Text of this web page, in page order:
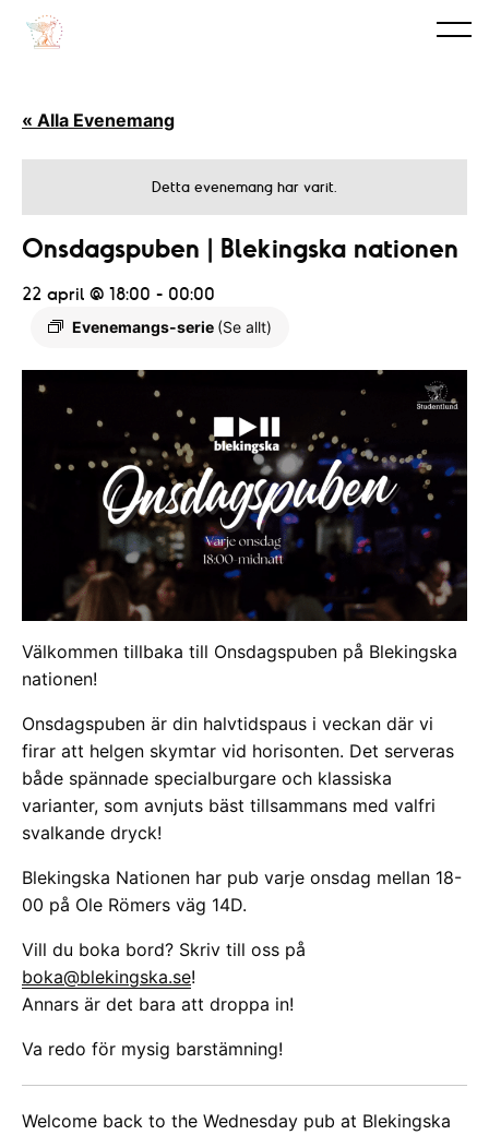
« Alla Evenemang
Detta evenemang har varit.
Onsdagspuben | Blekingska nationen
22 april @ 18:00 - 00:00
Evenemangs-serie (Se allt)
Välkommen tillbaka till Onsdagspuben på Blekingska
nationen!
Onsdagspuben är din halvtidspaus i veckan där vi
firar att helgen skymtar vid horisonten. Det serveras
både spännade specialburgare och klassiska
varianter, som avnjuts bäst tillsammans med valfri
svalkande dryck!
Blekingska Nationen har pub varje onsdag mellan 18-
00 på Ole Römers väg 14D.
Vill du boka bord? Skriv till oss på
boka@blekingska.se!
Annars är det bara att droppa in!
Va redo för mysig barstämning!
Welcome back to the Wednesday pub at Blekingska